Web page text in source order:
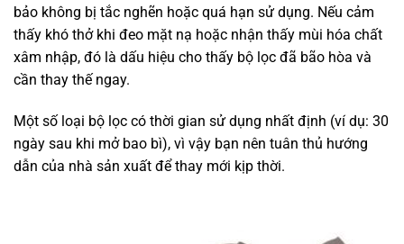
bảo không bị tắc nghẽn hoặc quá hạn sử dụng. Nếu cảm
thấy khó thở khi đeo mặt nạ hoặc nhận thấy mùi hóa chất
xâm nhập, đó là dấu hiệu cho thấy bộ lọc đã bão hòa và
cần thay thế ngay.
Một số loại bộ lọc có thời gian sử dụng nhất định (ví dụ: 30
ngày sau khi mở bao bì), vì vậy bạn nên tuân thủ hướng
dẫn của nhà sản xuất để thay mới kịp thời.